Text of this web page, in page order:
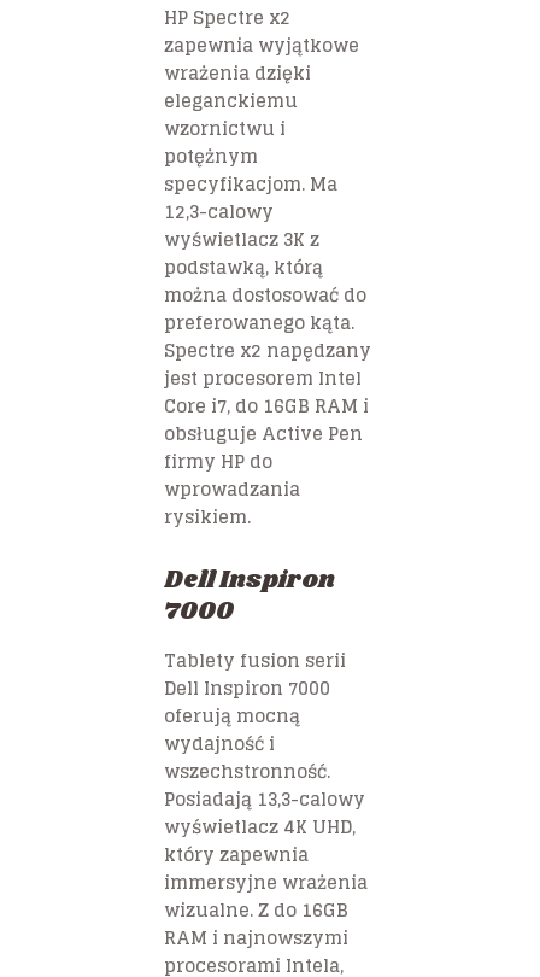
HP Spectre x2
zapewnia wyjątkowe
wrażenia dzięki
eleganckiemu
wzornictwu i
potężnym
specyfikacjom. Ma
12,3-calowy
wyświetlacz 3K z
podstawką, którą
można dostosować do
preferowanego kąta.
Spectre x2 napędzany
jest procesorem Intel
Core i7, do 16GB RAM i
obsługuje Active Pen
firmy HP do
wprowadzania
rysikiem.
Dell Inspiron
7000
Tablety fusion serii
Dell Inspiron 7000
oferują mocną
wydajność i
wszechstronność.
Posiadają 13,3-calowy
wyświetlacz 4K UHD,
który zapewnia
immersyjne wrażenia
wizualne. Z do 16GB
RAM i najnowszymi
procesorami Intela,